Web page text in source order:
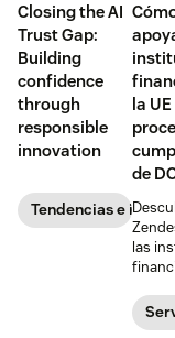
Closing the AI
Trust Gap:
Building
confidence
through
responsible
innovation
Tendencias e
la
de
las